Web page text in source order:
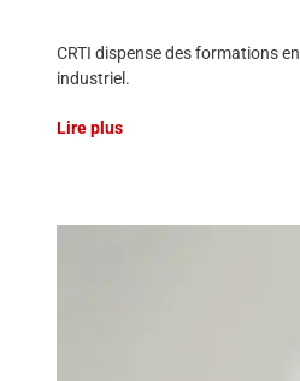
CRTI dispense des formations
industriel.
Lire plus